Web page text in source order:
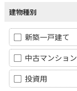
建物種別
新築一戸建て
中古マンション
投資用